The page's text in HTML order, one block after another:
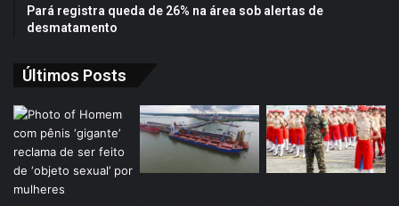
Pará registra queda de 26% na área sob alertas de
desmatamento
Últimos Posts